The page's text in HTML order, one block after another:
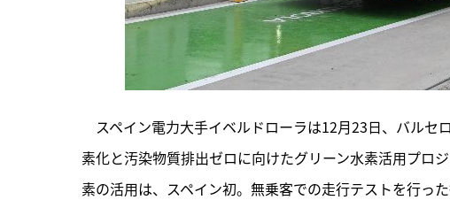
スペイン電力大手イベルドローラは12月23日、バルセ
素化と汚染物質排出ゼロに向けたグリーン水素活用プロ
素の活用は、スペイン初。無乗客での走行テストを行っ